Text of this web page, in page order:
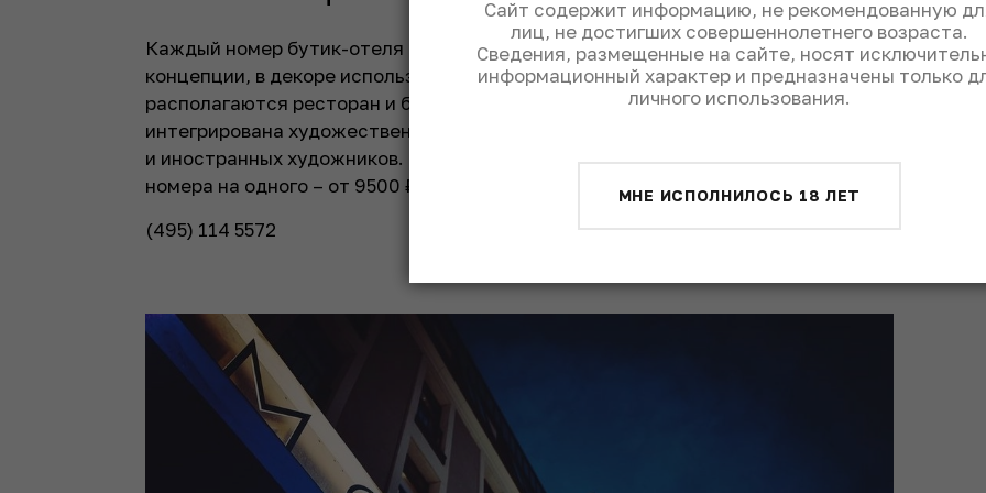
Каждый номер бутик-отеля оригинален, но не выходит за границы общей
концепции, в декоре использованы натуральные материалы. На нулевом этаже
располагаются ресторан и бар «Кофемания». Кроме того в отель
интегрирована художественная галерея с работами современных российских
и иностранных художников. Любое произведение можно купить. Стоимость
номера на одного – от 9500 ₽.
(495) 114 5572
Сайт содержит информацию, не рекомендованную
лиц, не достигших совершеннолетнего возраста.
Сведения, размещенные на сайте, носят
информационный характер и предназначены только
личного использования.
МНЕ ИСПОЛНИЛОСЬ 18 ЛЕТ